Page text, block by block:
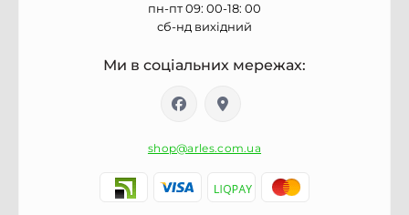
пн-пт 09: 00-18: 00
сб-нд вихідний
Ми в соціальних мережах:
shop@arles.com.ua